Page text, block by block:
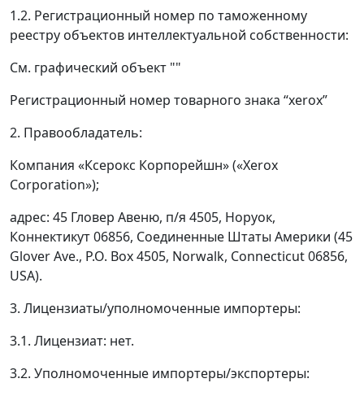
1.2. Регистрационный номер по таможенному
реестру объектов интеллектуальной собственности:
См. графический объект ""
Регистрационный номер товарного знака “xerox”
2. Правообладатель:
Компания «Ксерокс Корпорейшн» («Хеrох
Соrроration»);
адрес: 45 Гловер Авеню, п/я 4505, Норуок,
Коннектикут 06856, Соединенные Штаты Америки (45
Glovеr Аvе., Р.О. Вох 4505, Norwalk, Соnnecticut 06856,
USA).
3. Лицензиаты/уполномоченные импортеры:
3.1. Лицензиат: нет.
3.2. Уполномоченные импортеры/экспортеры: